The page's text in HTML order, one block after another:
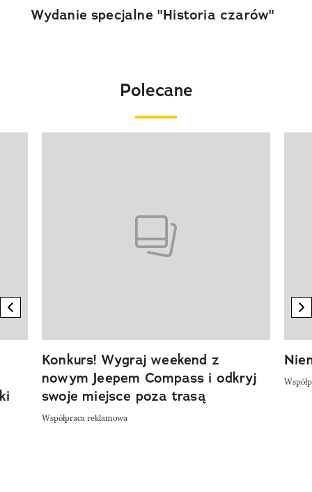
Wydanie specjalne "Historia czarów"
Polecane
previous element
Konkurs! Wygraj weekend z
nowym Jeepem Compass i odkryj
swoje miejsce poza trasą
Współpraca reklamowa